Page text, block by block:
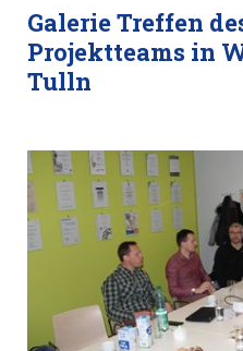
Galerie Treffen
Projektteams in
Tulln